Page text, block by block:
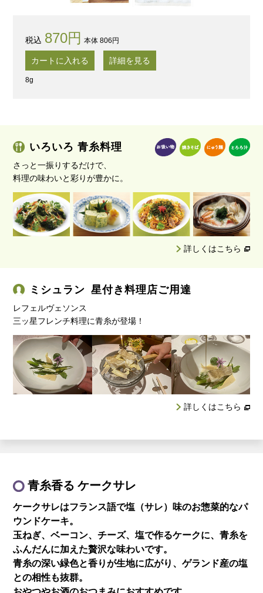
870円 本体 806円
カートに入れる 詳細を見る
8g
いろいろ 青糸料理
さっと一振りするだけで、
料理の味わいと彩りが豊かに。
詳しくはこちら
ミシュラン 星付き料理店ご用達
レフェルヴェソンス
三ッ星フレンチ料理に青糸が登場！
詳しくはこちら
青糸香る ケークサレ
ケークサレはフランス語で塩（サレ）味のお惣菜的なパ
ウンドケーキ。
玉ねぎ、ベーコン、チーズ、塩で作るケークに、青糸を
ふんだんに加えた贅沢な味わいです。
青糸の深い緑色と香りが生地に広がり、ゲランド産の塩
との相性も抜群。